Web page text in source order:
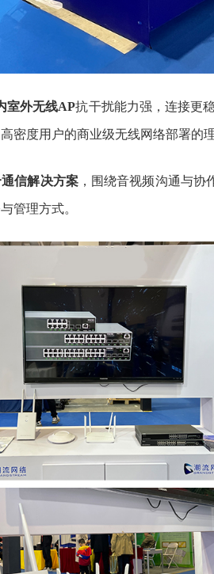
室外无线AP抗干扰能力强，连接更
密度用户的商业级无线网络部署的理
信解决方案，围绕音视频沟通与协
管理方式。